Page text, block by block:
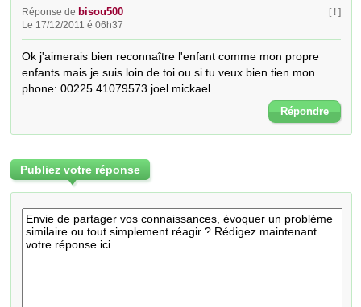
Réponse de bisou500
Le 17/12/2011 é 06h37
[ ! ]
Ok j'aimerais bien reconnaître l'enfant comme mon propre
enfants mais je suis loin de toi ou si tu veux bien tien mon
phone: 00225 41079573 joel mickael
Répondre
Publiez votre réponse